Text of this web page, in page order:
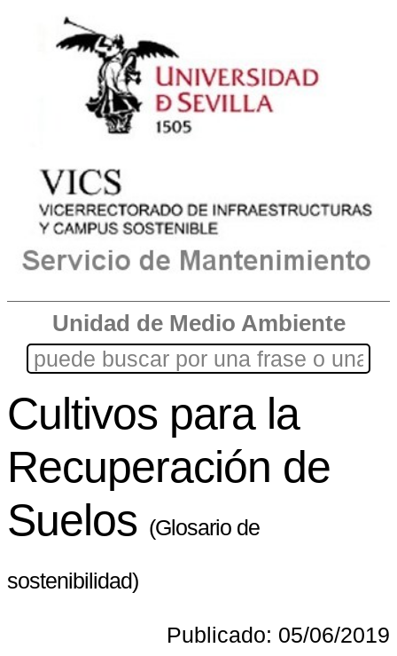
Unidad de Medio Ambiente
Cultivos para la
Recuperación de
Suelos (Glosario de
sostenibilidad)
Publicado: 05/06/2019